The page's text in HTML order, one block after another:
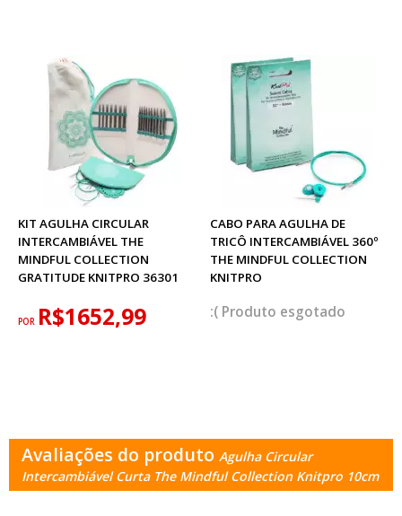
KIT AGULHA CIRCULAR
INTERCAMBIÁVEL THE
MINDFUL COLLECTION
GRATITUDE KNITPRO 36301
POR R$1652,99
CABO PARA AGULHA DE
TRICÔ INTERCAMBIÁVEL 360º
THE MINDFUL COLLECTION
KNITPRO
esgotado
Avaliações do produto Agulha Circular
Intercambiável Curta The Mindful Collection Knitpro 10cm